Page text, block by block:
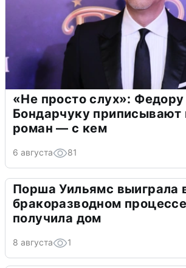
«Не просто слух»: Федору
Бондарчуку приписывают
роман — с кем
6 августа 81
Порша Уильямс выиграла
бракоразводном
получила дом
8 августа 1